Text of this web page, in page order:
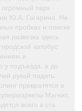
огромный парк
Ю.А. Гагарина. Не
пробках и поиске
развязка здесь
автобус
и
у подъезда, а до
рукой подать.
превратятся в
Магнит,
всего в ста